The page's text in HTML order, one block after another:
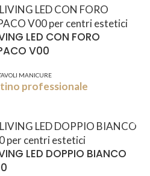
LED CON FORO
V00
MANICURE
professionale
LED DOPPIO BIANCO